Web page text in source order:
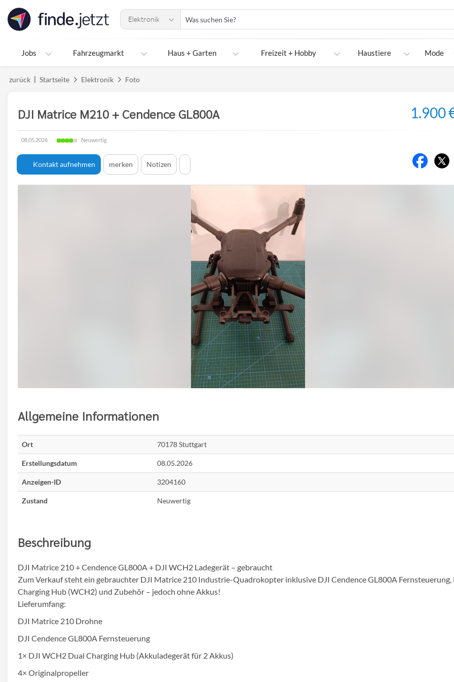
Accessibility
Modus
aktivieren
Navigation
Elektronik
suchen
Jobs Fahrzeugmarkt Haus + Garten Freizeit + Hobby Haustiere Mode
zurück Startseite Elektronik Foto
DJI Matrice M210 + Cendence GL800A 1.900
08.05.2026
Zustand
Produktes
Neuwertig
Kontakt aufnehmen merken Notizen
Allgemeine Informationen
Ort 70178 Stuttgart
Erstellungsdatum 08.05.2026
Anzeigen-ID 3204160
Zustand Neuwertig
Beschreibung
DJI Matrice 210 + Cendence GL800A + DJI WCH2 Ladegerät – gebraucht
Zum Verkauf steht ein gebrauchter DJI Matrice 210 Industrie-Quadrokopter inklusive DJI Cendence GL800A Fernsteuerung,
Charging Hub (WCH2) und Zubehör – jedoch ohne Akkus!
Lieferumfang:
DJI Matrice 210 Drohne
DJI Cendence GL800A Fernsteuerung
1× DJI WCH2 Dual Charging Hub (Akkuladegerät für 2 Akkus)
4× Originalpropeller